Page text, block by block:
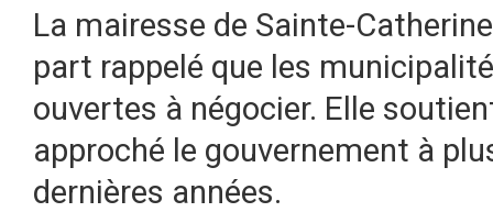
La mairesse de Sainte-
part rappelé que les
ouvertes à négocier. Elle
approché le gouvernement à
dernières années.